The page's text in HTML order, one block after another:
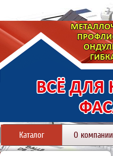
Каталог О компании